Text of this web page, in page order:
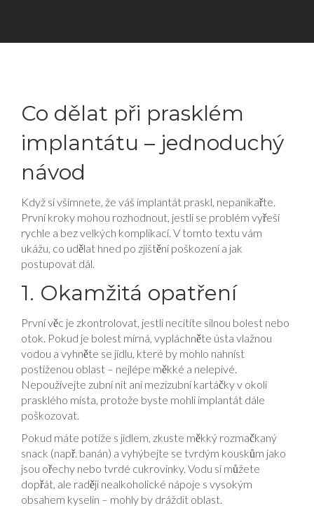
Co dělat při prasklém
implantátu – jednoduchý
návod
Když si všimnete, že váš implantát praskl, nepanikařte.
První kroky mohou rozhodnout, jestli se problém vyřeší
rychle a bez velkých komplikací. V tomto textu vám
ukážu, co udělat hned po zjištění poškození a jak
postupovat dál.
1. Okamžitá opatření
První věc je zkontrolovat, jestli necítíte silnou bolest nebo
otok. Pokud je bolest mírná, vypláchněte ústa vlažnou
vodou a vyhněte se jídlu, které by mohlo nahníst
postiženou oblast – nejlépe měkké a nelepivé.
Nepoužívejte zubní nit ani mezizubní kartáčky v okolí
prasklého místa, protože byste mohli implantát dále
poškozovat.
Pokud máte potíže s jídlem, zkuste měkký rozmačkaný
snack (např. banán) a vyhýbejte se tvrdým kouskům jako
jsou ořechy nebo tvrdé cukrovinky. Vodu si můžete
dopřát, ale raději nealkoholické nápoje s vysokým
obsahem kyselin – mohly by dráždit oblast.